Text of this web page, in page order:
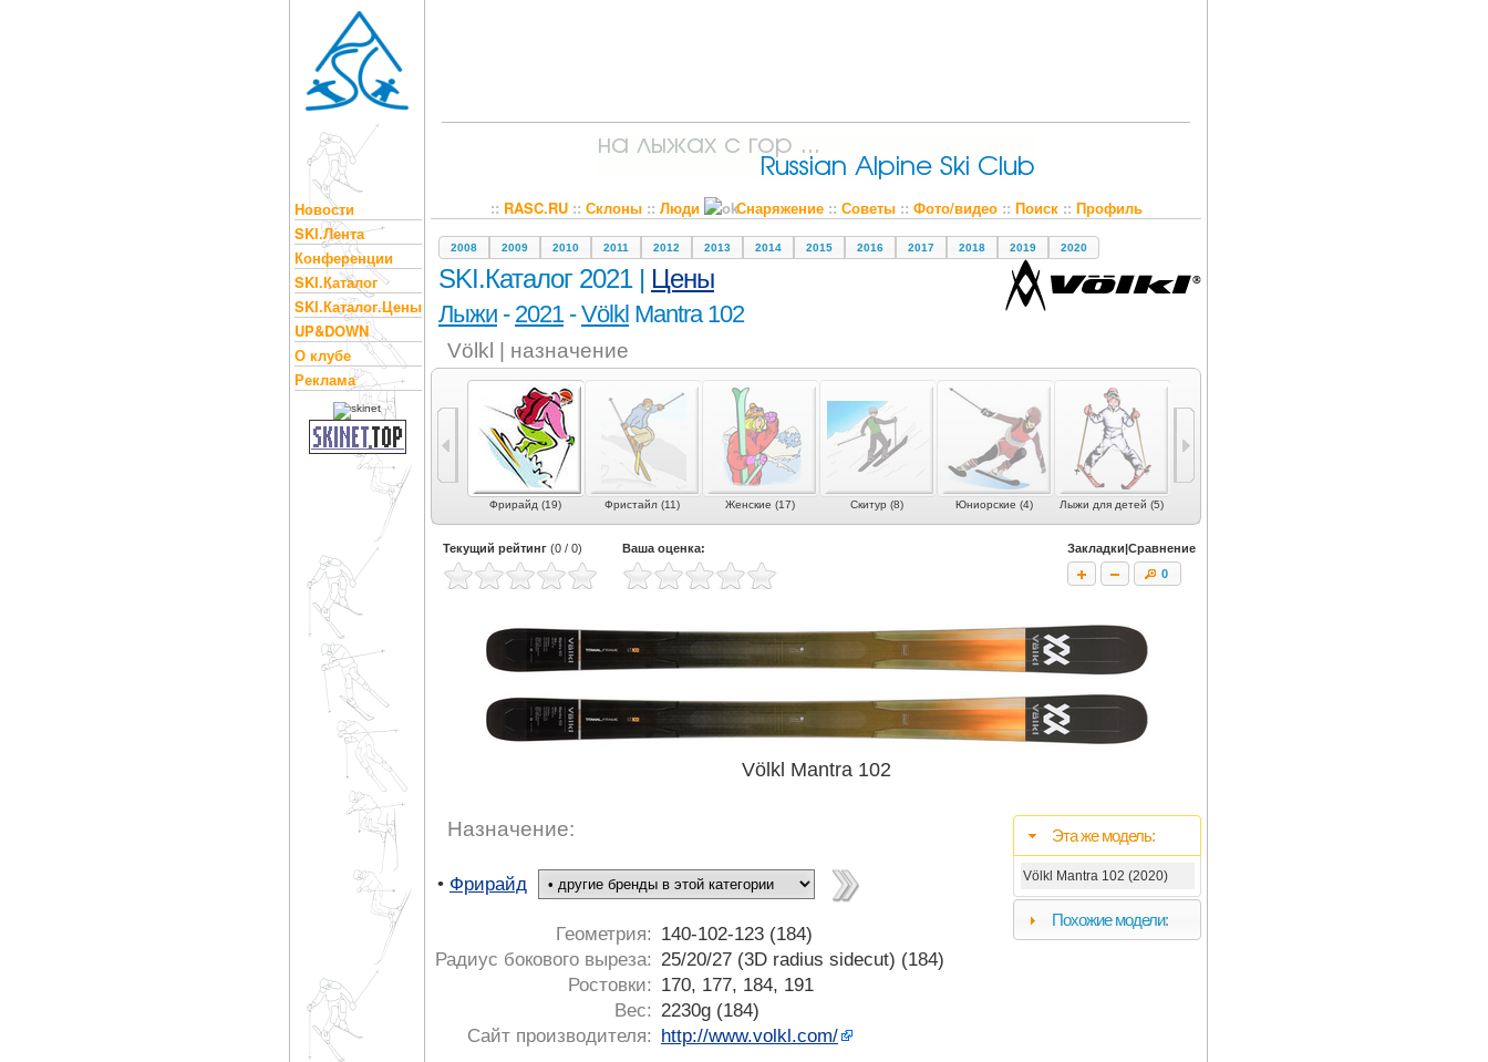
Новости
SKI.Лента
Конференции
SKI.Каталог
SKI.Каталог.Цены
UP&DOWN
О клубе
Реклама
:: RASC.RU:: Склоны:: Люди Снаряжение:: Советы:: Фото/видео:: Поиск:: Профиль
2008 2009 2010 2011 2012 2013 2014 2015 2016 2017 2018 2019 2020
SKI.Каталог 2021 | Цены
Лыжи - 2021-Völkl Mantra 102
Völkl | назначение
Экспертные
универсальные (8)
Фрирайд (19) Фристайл (11) Женские (17) Скитур (8) Юниорские (4) Лыжи для детей (5)
Текущий рейтинг (0 / 0) Ваша оценка:
Закладки|Сравнение
0
Völkl Mantra 102
Эта же модель:
Völkl Mantra 102 (2020)
Похожие модели:
Назначение:
• Фрирайд
Геометрия:
140-102-123 (184)
Радиус бокового выреза:
25/20/27 (3D radius sidecut) (184)
Ростовки:
170, 177, 184, 191
Вес:
2230g (184)
Сайт производителя:
http://www.volkl.com/